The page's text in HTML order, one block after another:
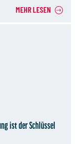
MEHR LESEN
ist der Schlüssel